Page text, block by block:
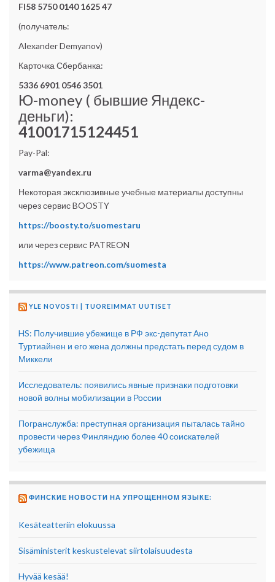
FI58 5750 0140 1625 47
(получатель:
Alexander Demyanov)
Карточка Сбербанка:
5336 6901 0546 3501
Ю-money ( бывшие Яндекс-
деньги):
41001715124451
Pay-Pal:
varma@yandex.ru
Некоторая эксклюзивные учебные материалы доступны
через сервис BOOSTY
https://boosty.to/suomestaru
или через сервис PATREON
https://www.patreon.com/suomesta
YLE NOVOSTI | TUOREIMMAT UUTISET
HS: Получившие убежище в РФ экс-депутат Ано
Туртиайнен и его жена должны предстать перед судом в
Миккели
Исследователь: появились явные признаки подготовки
новой волны мобилизации в России
Погранслужба: преступная организация пыталась тайно
провести через Финляндию более 40 соискателей
убежища
ФИНСКИЕ НОВОСТИ НА УПРОЩЕННОМ ЯЗЫКЕ:
Kesäteatteriin elokuussa
Sisäministerit keskustelevat siirtolaisuudesta
Hyvää kesää!